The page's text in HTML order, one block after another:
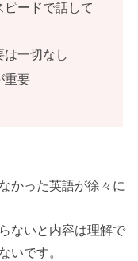
ードで話して
は一切なし
重要
かった英語が徐々に
ないと内容は理解で
いです。